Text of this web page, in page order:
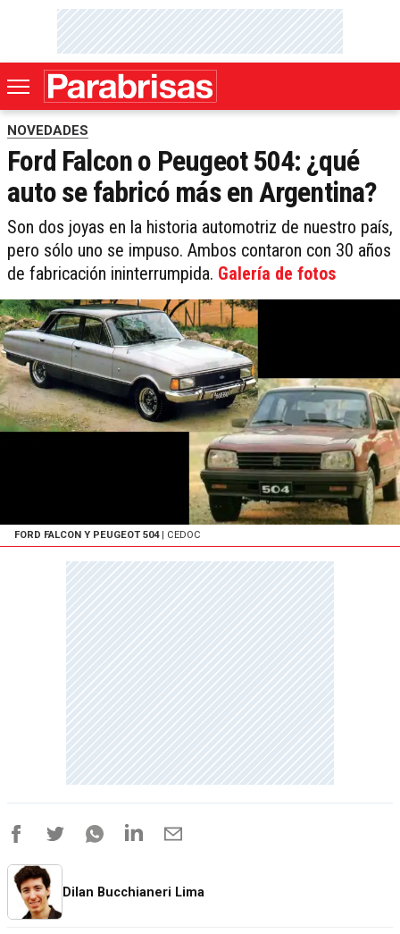
NOVEDADES
Ford Falcon o Peugeot 504: ¿qué
auto se fabricó más en Argentina?
Son dos joyas en la historia automotriz de nuestro país,
pero sólo uno se impuso. Ambos contaron con 30 años
de fabricación ininterrumpida. Galería de fotos
FORD FALCON Y PEUGEOT 504| CEDOC
Dilan Bucchianeri Lima